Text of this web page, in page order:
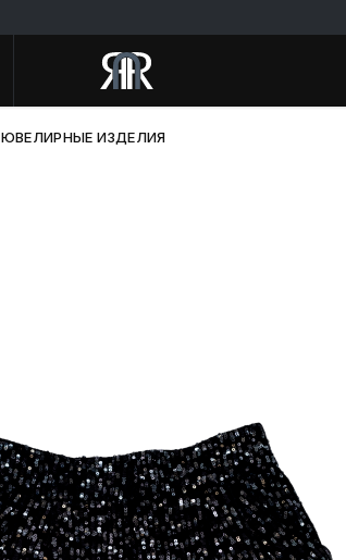
ЮВЕЛИРНЫЕ ИЗДЕЛИЯ